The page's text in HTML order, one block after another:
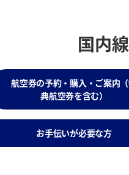
国内
航空券の予約・購入・ご案内
典航空券を含む）
お手伝いが必要な方